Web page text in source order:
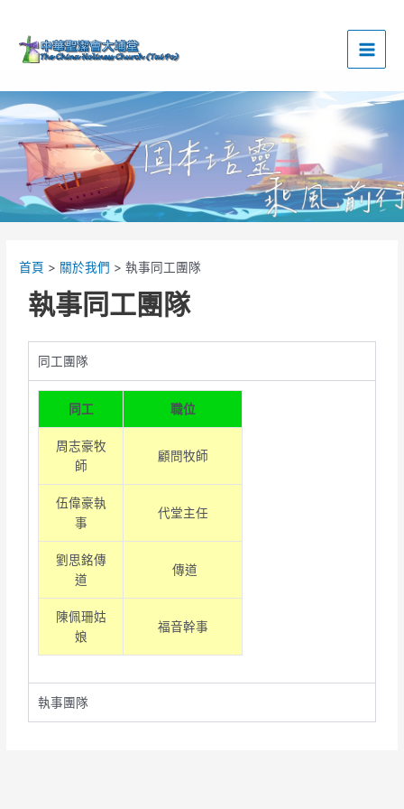
內
容
首頁 關於我們 執事同工團隊
執事同工團隊
同工團隊
同工 職位
周志豪牧
師
顧問牧師
伍偉豪執
事
代堂主任
劉思銘傳
道
傳道
陳佩珊姑
娘
福音幹事
執事團隊